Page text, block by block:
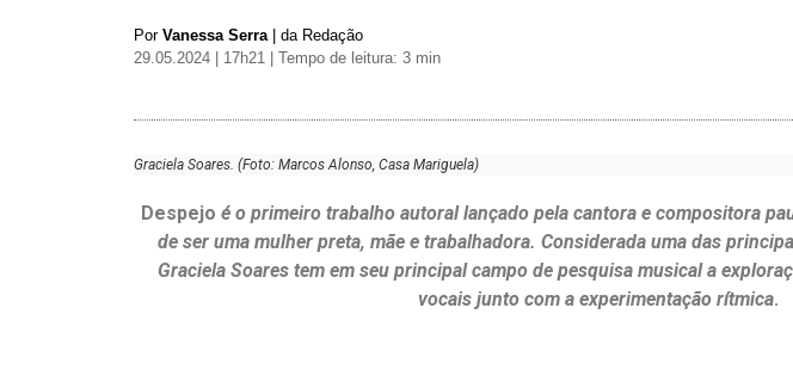
Por Vanessa Serra| da Redação
29.05.2024 | 17h21
| Tempo de leitura: 3 min
Graciela Soares. (Foto: Marcos Alonso, Casa Mariguela)
Despejo é o primeiro trabalho autoral lançado pela cantora e compositora
de ser uma mulher preta, mãe e trabalhadora. Considerada uma das
Graciela Soares tem em seu principal campo de pesquisa musical a
vocais junto com a experimentação rítmica.